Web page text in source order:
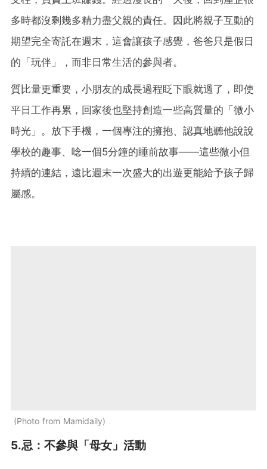
多時都沒剩幾多精力盡父親的責任。因此將親子互動的
期望完全寄託在週末，這會讓孩子感覺，爸爸只是假日
的「玩伴」，而非日常生活的參與者。
質比量更重要，小朋友的成長過程眨下眼就過了，即使
平日工作再累，回家後也堅持創造一些高質量的「微小
時光」。放下手機，一個專注的擁抱、認真地聽他說說
學校的趣事、唸一個5分鐘的睡前故事——這些微小但
持續的連結，遠比週末一次盛大的出遊更能給予孩子歸
屬感。
Photo from Mamidaily
5.忌 ：不參與「母女」活動